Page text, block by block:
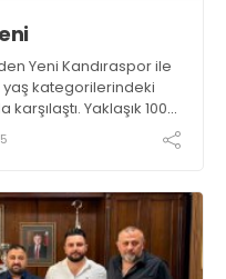
Yeni Kandıraspor ile
yaş kategorilerindeki
karşılaştı. Yaklaşık 100
ardından
mancarlı pide ve